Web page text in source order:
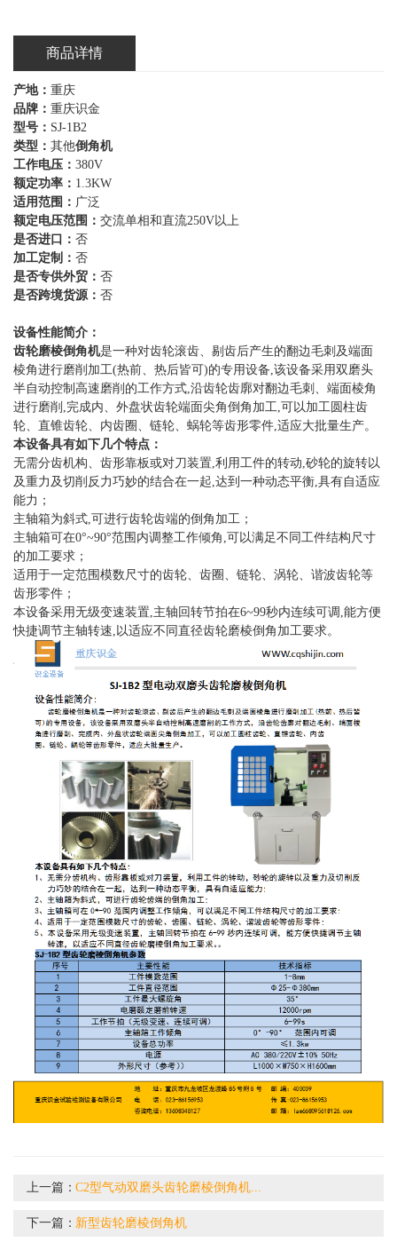
商品详情
产地： 重庆
品牌： 重庆识金
型号： SJ-1B2
类型： 其他倒角机
工作电压： 380V
额定功率： 1.3KW
适用范围： 广泛
额定电压范围： 交流单相和直流250V以上
是否进口： 否
加工定制： 否
是否专供外贸： 否
是否跨境货源： 否
设备性能简介：
齿轮磨棱倒角机是一种对齿轮滚齿、剔齿后产生的翻边毛刺及端面
棱角进行磨削加工(热前、热后皆可)的专用设备,该设备采用双磨头
半自动控制高速磨削的工作方式,沿齿轮齿廓对翻边毛刺、端面棱角
进行磨削,完成内、外盘状齿轮端面尖角倒角加工,可以加工圆柱齿
轮、直锥齿轮、内齿圈、链轮、蜗轮等齿形零件,适应大批量生产。
本设备具有如下几个特点：
无需分齿机构、齿形靠板或对刀装置,利用工件的转动,砂轮的旋转以
及重力及切削反力巧妙的结合在一起,达到一种动态平衡,具有自适应
能力；
主轴箱为斜式,可进行齿轮齿端的倒角加工；
主轴箱可在0°~90°范围内调整工作倾角,可以满足不同工件结构尺寸
的加工要求；
适用于一定范围模数尺寸的齿轮、齿圈、链轮、涡轮、谐波齿轮等
齿形零件；
本设备采用无级变速装置,主轴回转节拍在6~99秒内连续可调,能方便
快捷调节主轴转速,以适应不同直径齿轮磨棱倒角加工要求。
上一篇：C2型气动双磨头齿轮磨棱倒角机...
下一篇： 新型齿轮磨棱倒角机